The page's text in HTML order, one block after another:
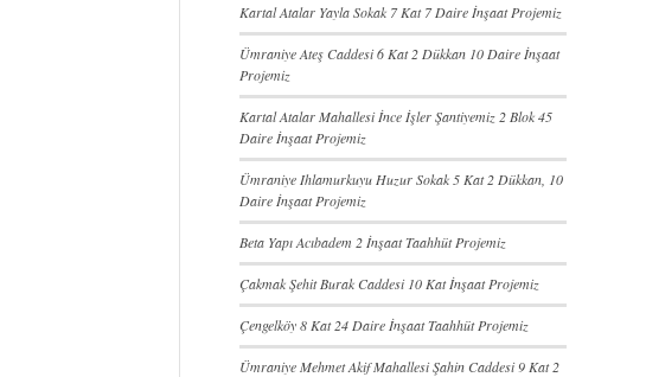
Kartal Atalar Yayla Sokak 7 Kat 7 Daire İnşaat Projemiz
Ümraniye Ateş Caddesi 6 Kat 2 Dükkan 10 Daire İnşaat
Projemiz
Kartal Atalar Mahallesi İnce İşler Şantiyemiz 2 Blok 45
Daire İnşaat Projemiz
Ümraniye Ihlamurkuyu Huzur Sokak 5 Kat 2 Dükkan, 10
Daire İnşaat Projemiz
Beta Yapı Acıbadem 2 İnşaat Taahhüt Projemiz
Çakmak Şehit Burak Caddesi 10 Kat İnşaat Projemiz
Çengelköy 8 Kat 24 Daire İnşaat Taahhüt Projemiz
Ümraniye Mehmet Akif Mahallesi Şahin Caddesi 9 Kat 2